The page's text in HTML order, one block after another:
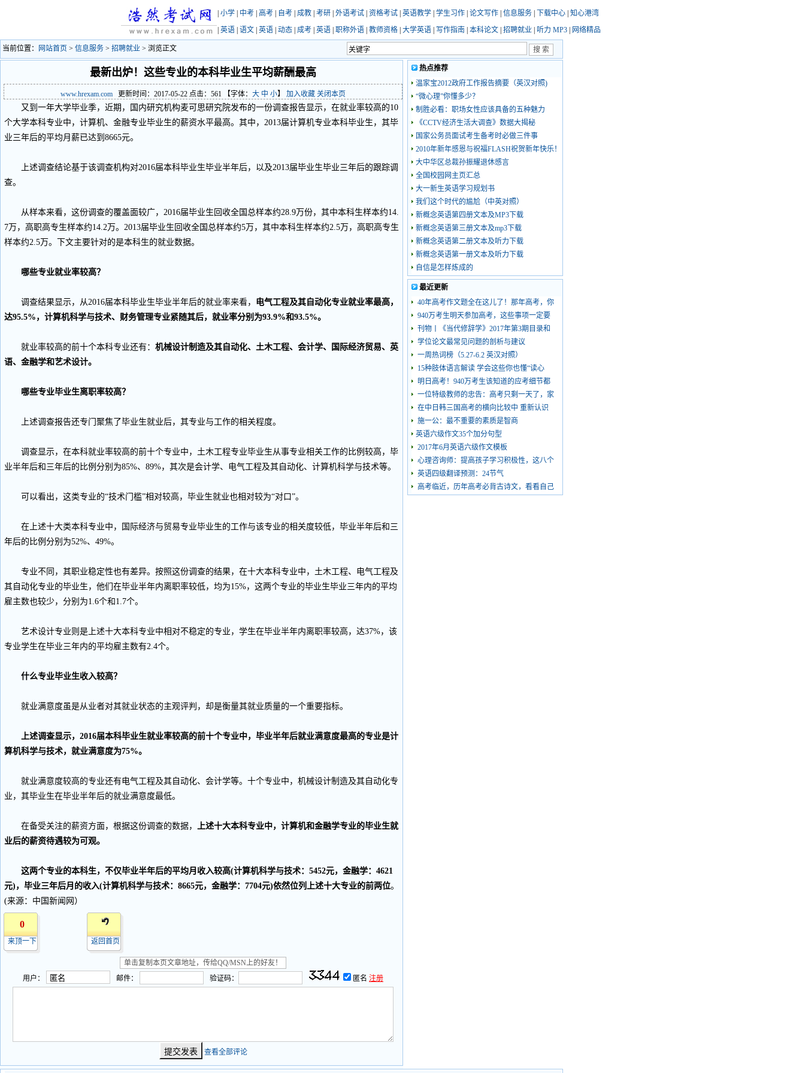
小学 中考 高考 自考 成教 考研 外语考试 资格考试 英语教学 学生习作 论文写作 信息服务 下载中心 知心港湾
英语 语文 英语 动态 成考 英语 职称外语 教师资格 大学英语 写作指南 本科论文 招聘就业 听力 MP3 网络精品
当前位置： 网站首页 > 信息服务 > 招聘就业 > 浏览正文
最新出炉！这些专业的本科毕业生平均薪酬最高
www.hrexam.com 更新时间：2017-05-22 点击： 561 【字体： 大 中 小】 加入收藏 关闭本页
又到一年大学毕业季，近期，国内研究机构麦可思研究院发布的一份调查报告显示，在就业率较高的10
个大学本科专业中，计算机、金融专业毕业生的薪资水平最高。其中，2013届计算机专业本科毕业生，其毕
业三年后的平均月薪已达到8665元。
上述调查结论基于该调查机构对2016届本科毕业生毕业半年后，以及2013届毕业生毕业三年后的跟踪调
查。
从样本来看，这份调查的覆盖面较广，2016届毕业生回收全国总样本约28.9万份，其中本科生样本约14.
7万，高职高专生样本约14.2万。2013届毕业生回收全国总样本约5万，其中本科生样本约2.5万，高职高专生
样本约2.5万。下文主要针对的是本科生的就业数据。
哪些专业就业率较高？
调查结果显示，从2016届本科毕业生毕业半年后的就业率来看， 电气工程及其自动化专业就业率最高，
达95.5%，计算机科学与技术、财务管理专业紧随其后，就业率分别为93.9%和93.5%。
就业率较高的前十个本科专业还有： 机械设计制造及其自动化、土木工程、会计学、国际经济贸易、英
语、金融学和艺术设计。
哪些专业毕业生离职率较高？
上述调查报告还专门聚焦了毕业生就业后，其专业与工作的相关程度。
调查显示，在本科就业率较高的前十个专业中，土木工程专业毕业生从事专业相关工作的比例较高，毕
业半年后和三年后的比例分别为85%、89%，其次是会计学、电气工程及其自动化、计算机科学与技术等。
可以看出，这类专业的“技术门槛”相对较高，毕业生就业也相对较为“对口”。
在上述十大类本科专业中，国际经济与贸易专业毕业生的工作与该专业的相关度较低，毕业半年后和三
年后的比例分别为52%、49%。
专业不同，其职业稳定性也有差异。按照这份调查的结果，在十大本科专业中，土木工程、电气工程及
其自动化专业的毕业生，他们在毕业半年内离职率较低，均为15%，这两个专业的毕业生毕业三年内的平均
雇主数也较少，分别为1.6个和1.7个。
艺术设计专业则是上述十大本科专业中相对不稳定的专业，学生在毕业半年内离职率较高，达37%，该
专业学生在毕业三年内的平均雇主数有2.4个。
什么专业毕业生收入较高？
就业满意度虽是从业者对其就业状态的主观评判，却是衡量其就业质量的一个重要指标。
上述调查显示，2016届本科毕业生就业率较高的前十个专业中，毕业半年后就业满意度最高的专业是计
算机科学与技术，就业满意度为75%。
就业满意度较高的专业还有电气工程及其自动化、会计学等。十个专业中，机械设计制造及其自动化专
业，其毕业生在毕业半年后的就业满意度最低。
在备受关注的薪资方面，根据这份调查的数据， 上述十大本科专业中，计算机和金融学专业的毕业生就
业后的薪资待遇较为可观。
这两个专业的本科生，不仅毕业半年后的平均月收入较高(计算机科学与技术：5452元，金融学：4621
元)，毕业三年后月的收入(计算机科学与技术：8665元，金融学：7704元)依然位列上述十大专业的前两位。
(来源：中国新闻网）
0
来顶一下 返回首页
用户： 邮件： 验证码： 匿名 注册
查看全部评论
热点推荐
温家宝2012政府工作报告摘要（英汉对照)
“微心理”你懂多少？
制胜必看：职场女性应该具备的五种魅力
《CCTV经济生活大调查》数据大揭秘
国家公务员面试考生备考时必做三件事
2010年新年感恩与祝福FLASH祝贺新年快乐！
大中华区总裁孙振耀退休感言
全国校园网主页汇总
大一新生英语学习规划书
我们这个时代的尴尬（中英对照）
新概念英语第四册文本及MP3下载
新概念英语第三册文本及mp3下载
新概念英语第二册文本及听力下载
新概念英语第一册文本及听力下载
自信是怎样炼成的
最近更新
40年高考作文题全在这儿了！那年高考，你
940万考生明天参加高考，这些事项一定要
刊物丨《当代修辞学》2017年第3期目录和
学位论文最常见问题的剖析与建议
一周热词榜（5.27-6.2 英汉对照）
15种肢体语言解读 学会这些你也懂“读心
明日高考！940万考生该知道的应考细节都
一位特级教师的忠告：高考只剩一天了，家
在中日韩三国高考的横向比较中 重新认识
施一公：最不重要的素质是智商
英语六级作文35个加分句型
2017年6月英语六级作文模板
心理咨询师：提高孩子学习积极性，这八个
英语四级翻译预测：24节气
高考临近，历年高考必背古诗文，看看自己